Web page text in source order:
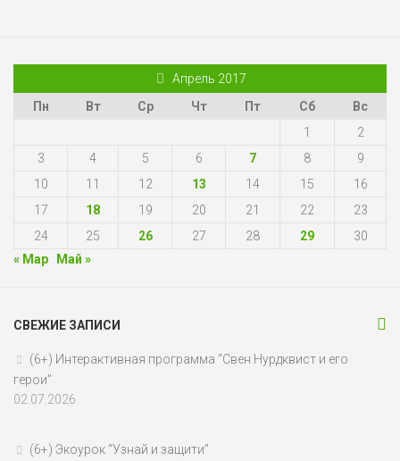
Апрель 2017
Пн
Вт Ср Чт Пт Сб
Вс
1
2
3
4 5 6 7 8
9
10
11 12 13 14 15
16
17
18 19 20 21 22
23
24
25 26 27 28 29
30
« Мар
Май »
СВЕЖИЕ ЗАПИСИ
(6+) Интерактивная программа “Свен Нурдквист и его
герои”
02.07.2026
(6+) Экоурок “Узнай и защити”